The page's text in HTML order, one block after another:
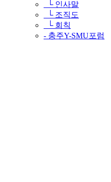
└ 인사말
└ 조직도
└ 회칙
- 충주Y-SMU포럼